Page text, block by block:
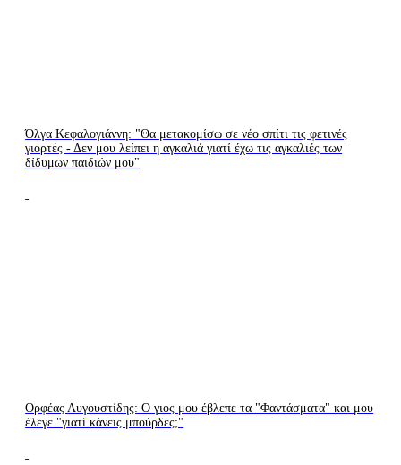
Όλγα Κεφαλογιάννη: "Θα μετακομίσω σε νέο σπίτι τις φετινές
γιορτές - Δεν μου λείπει η αγκαλιά γιατί έχω τις αγκαλιές των
δίδυμων παιδιών μου"
Ορφέας Αυγουστίδης: Ο γιος μου έβλεπε τα "Φαντάσματα" και μου
έλεγε "γιατί κάνεις μπούρδες;"